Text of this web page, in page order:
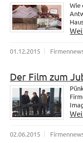
Wie
01.12.2015
Der Film zum
02.06.2015